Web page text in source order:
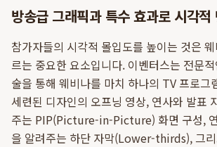
방송급 그래픽과 특수 효과로 시각적
참가자들의 시각적 몰입도를 높이는 것은
르는 중요한 요소입니다. 이벤터스는 전문
술을 통해 웨비나를 마치 하나의 TV 프로그
세련된 디자인의 오프닝 영상, 연사와 발표
주는 PIP(Picture-in-Picture) 화면 구성,
을 알려주는 하단 자막(Lower-thirds), 그